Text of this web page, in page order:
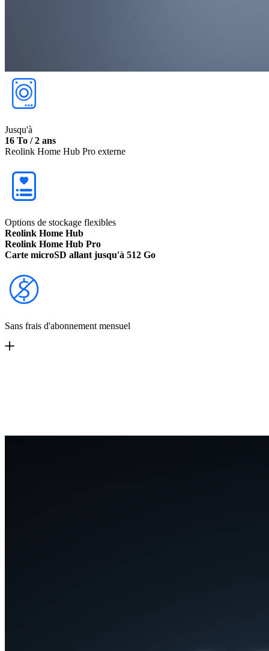
Jusqu'à
16 To / 2 ans
Reolink Home Hub Pro externe
Options de stockage flexibles
Reolink Home Hub
Reolink Home Hub Pro
Carte microSD allant jusqu'à 512 Go
Sans frais d'abonnement mensuel